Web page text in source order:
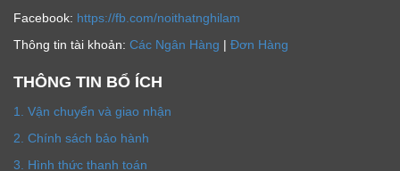
Facebook: https://fb.com/noithatnghilam
Thông tin tài khoản: Các Ngân Hàng | Đơn Hàng
THÔNG TIN BỔ ÍCH
1. Vận chuyển và giao nhận
2. Chính sách bảo hành
3. Hình thức thanh toán